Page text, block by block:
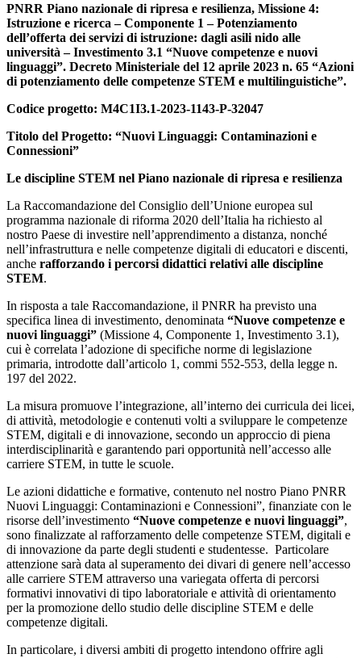
PNRR Piano nazionale di ripresa e resilienza, Missione 4:
Istruzione e ricerca – Componente 1 – Potenziamento
dell’offerta dei servizi di istruzione: dagli asili nido alle
università – Investimento 3.1 “Nuove competenze e nuovi
linguaggi”. Decreto Ministeriale del 12 aprile 2023 n. 65 “Azioni
di potenziamento delle competenze STEM e multilinguistiche”.
Codice progetto: M4C1I3.1-2023-1143-P-32047
Titolo del Progetto: “Nuovi Linguaggi: Contaminazioni e
Connessioni”
Le discipline STEM nel Piano nazionale di ripresa e resilienza
La Raccomandazione del Consiglio dell’Unione europea sul
programma nazionale di riforma 2020 dell’Italia ha richiesto al
nostro Paese di investire nell’apprendimento a distanza, nonché
nell’infrastruttura e nelle competenze digitali di educatori e discenti,
anche rafforzando i percorsi didattici relativi alle discipline
STEM.
In risposta a tale Raccomandazione, il PNRR ha previsto una
specifica linea di investimento, denominata “Nuove competenze e
nuovi linguaggi” (Missione 4, Componente 1, Investimento 3.1),
cui è correlata l’adozione di specifiche norme di legislazione
primaria, introdotte dall’articolo 1, commi 552-553, della legge n.
197 del 2022.
La misura promuove l’integrazione, all’interno dei curricula dei licei,
di attività, metodologie e contenuti volti a sviluppare le competenze
STEM, digitali e di innovazione, secondo un approccio di piena
interdisciplinarità e garantendo pari opportunità nell’accesso alle
carriere STEM, in tutte le scuole.
Le azioni didattiche e formative, contenuto nel nostro Piano PNRR
Nuovi Linguaggi: Contaminazioni e Connessioni”, finanziate con le
risorse dell’investimento “Nuove competenze e nuovi linguaggi”,
sono finalizzate al rafforzamento delle competenze STEM, digitali e
di innovazione da parte degli studenti e studentesse. Particolare
attenzione sarà data al superamento dei divari di genere nell’accesso
alle carriere STEM attraverso una variegata offerta di percorsi
formativi innovativi di tipo laboratoriale e attività di orientamento
per la promozione dello studio delle discipline STEM e delle
competenze digitali.
In particolare, i diversi ambiti di progetto intendono offrire agli